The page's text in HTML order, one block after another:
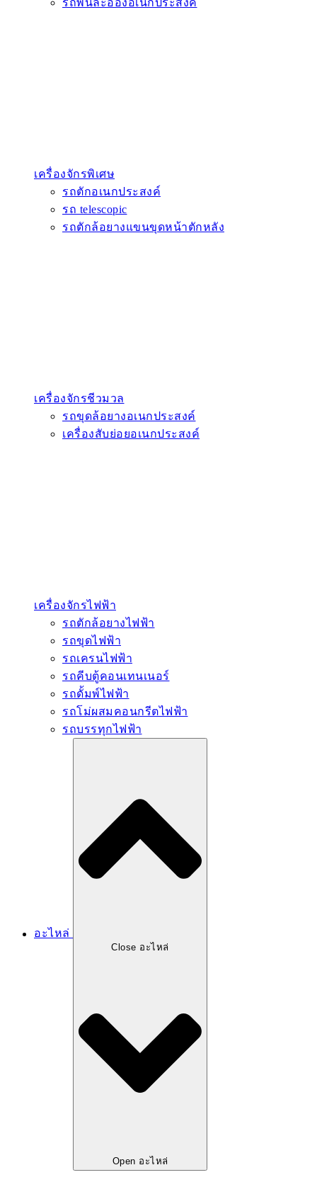
รถพ่นละอองอเนกประสงค์
เครื่องจักรพิเศษ
รถตักอเนกประสงค์
รถ telescopic
รถตักล้อยางแขนขุดหน้าตักหลัง
เครื่องจักรชีวมวล
รถขุดล้อยางอเนกประสงค์
เครื่องสับย่อยอเนกประสงค์
เครื่องจักรไฟฟ้า
รถตักล้อยางไฟฟ้า
รถขุดไฟฟ้า
รถเครนไฟฟ้า
รถคีบตู้คอนเทนเนอร์
รถดั้มพ์ไฟฟ้า
รถโม่ผสมคอนกรีตไฟฟ้า
รถบรรทุกไฟฟ้า
อะไหล่
Close อะไหล่
Open อะไหล่